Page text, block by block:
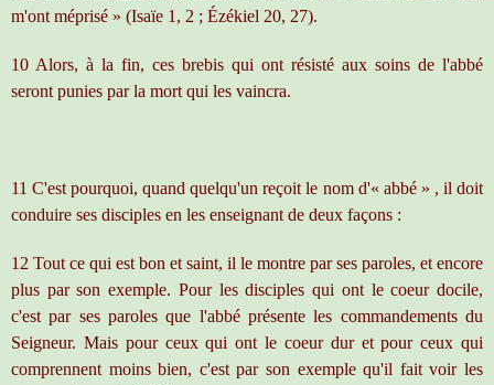
m'ont méprisé » (Isaïe 1, 2 ; Ézékiel 20, 27).
10 Alors, à la fin, ces brebis qui ont résisté aux soins de l'abbé
seront punies par la mort qui les vaincra.
11 C'est pourquoi, quand quelqu'un reçoit le nom d'« abbé » , il doit
conduire ses disciples en les enseignant de deux façons :
12 Tout ce qui est bon et saint, il le montre par ses paroles, et encore
plus par son exemple. Pour les disciples qui ont le coeur docile,
c'est par ses paroles que l'abbé présente les commandements du
Seigneur. Mais pour ceux qui ont le coeur dur et pour ceux qui
comprennent moins bien, c'est par son exemple qu'il fait voir les